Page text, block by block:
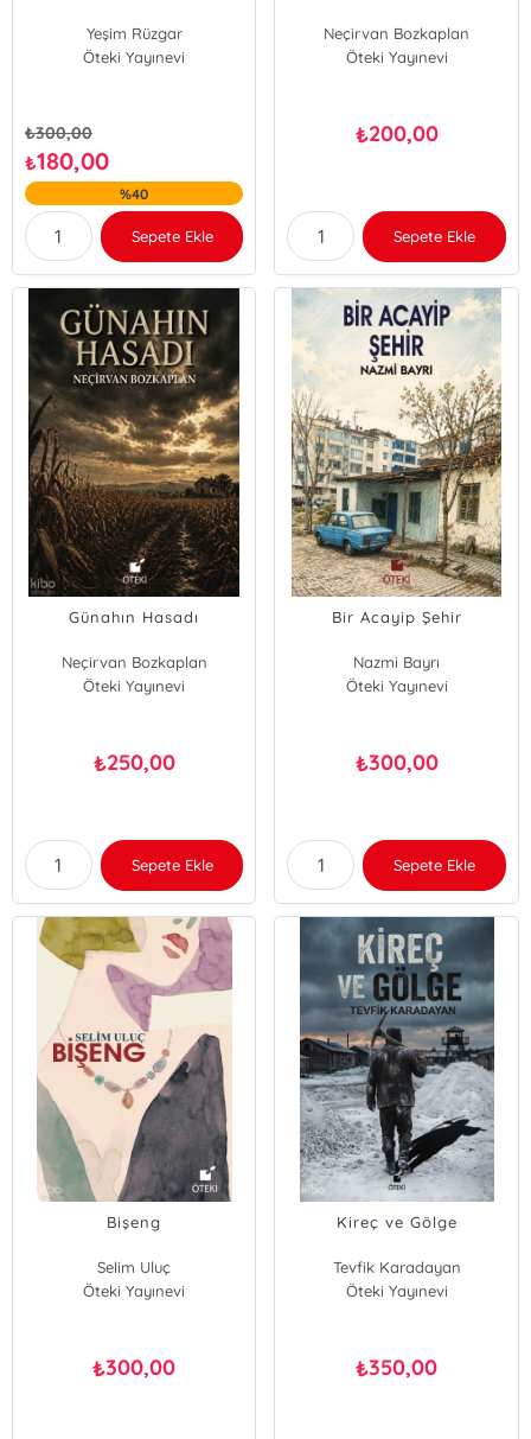
Yeşim Rüzgar
Öteki Yayınevi
₺300,00
₺180,00
%40
Sepete Ekle
Neçirvan Bozkaplan
Öteki Yayınevi
₺200,00
Sepete Ekle
Günahın Hasadı
Neçirvan Bozkaplan
Öteki Yayınevi
₺250,00
Sepete Ekle
Bir Acayip Şehir
Nazmi Bayrı
Öteki Yayınevi
₺300,00
Sepete Ekle
Bişeng
Selim Uluç
Öteki Yayınevi
₺300,00
Kireç ve Gölge
Tevfik Karadayan
Öteki Yayınevi
₺350,00